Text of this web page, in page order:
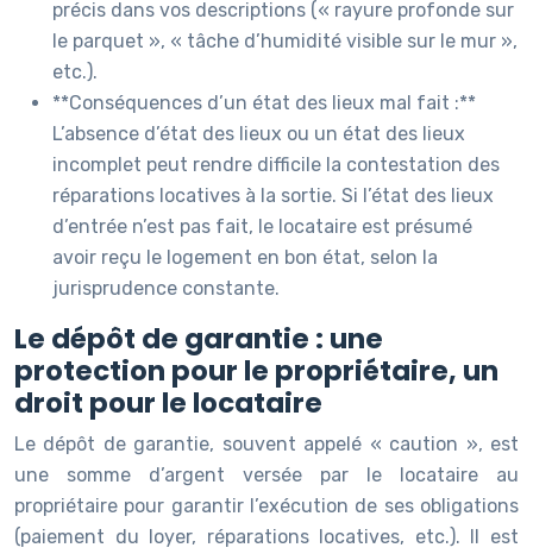
précis dans vos descriptions (« rayure profonde sur
le parquet », « tâche d’humidité visible sur le mur »,
etc.).
**Conséquences d’un état des lieux mal fait :**
L’absence d’état des lieux ou un état des lieux
incomplet peut rendre difficile la contestation des
réparations locatives à la sortie. Si l’état des lieux
d’entrée n’est pas fait, le locataire est présumé
avoir reçu le logement en bon état, selon la
jurisprudence constante.
Le dépôt de garantie : une
protection pour le propriétaire, un
droit pour le locataire
Le dépôt de garantie, souvent appelé « caution », est
une somme d’argent versée par le locataire au
propriétaire pour garantir l’exécution de ses obligations
(paiement du loyer, réparations locatives, etc.). Il est